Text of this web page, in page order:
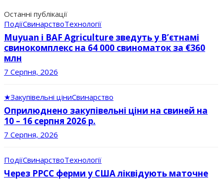
Останні публікації
ПодіїСвинарствоТехнології
Muyuan і BAF Agriculture зведуть у В’єтнамі
свинокомплекс на 64 000 свиноматок за €360
млн
7 Серпня, 2026
★Закупівельні ціниСвинарство
Оприлюднено закупівельні ціни на свиней на
10 – 16 серпня 2026 р.
7 Серпня, 2026
ПодіїСвинарствоТехнології
Через РРСС ферми у США ліквідують маточне